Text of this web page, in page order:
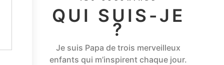
QUI SUIS-JE
?
Je suis Papa de trois merveilleux
enfants qui m’inspirent chaque jour.